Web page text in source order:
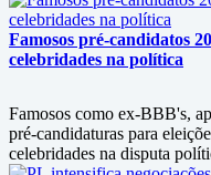
Famosos pré-candidatos
celebridades na política
Famosos como ex-BBB's,
pré-candidaturas para
celebridades na disputa